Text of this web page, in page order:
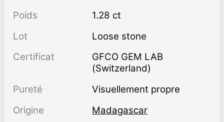
Poids
1.28 ct
Lot
Loose stone
Certificat
GFCO GEM LAB
(Switzerland)
Pureté
visuellement propre
Origine
Madagascar